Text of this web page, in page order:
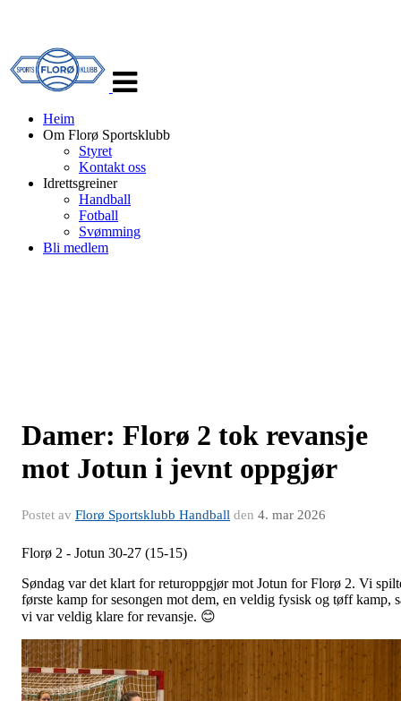
navigasjon
Heim
Om Florø Sportsklubb
Styret
Kontakt oss
Idrettsgreiner
Handball
Fotball
Svømming
Bli medlem
Damer: Florø 2 tok revansje
mot Jotun i jevnt oppgjør
Postet av Florø Sportsklubb Handball den 4. mar 2026
Florø 2 - Jotun 30-27 (15-15)
Søndag var det klart for returoppgjør mot Jotun for Florø 2. Vi
første kamp for sesongen mot dem, en veldig fysisk og tøff kamp,
vi var veldig klare for revansje. 😊